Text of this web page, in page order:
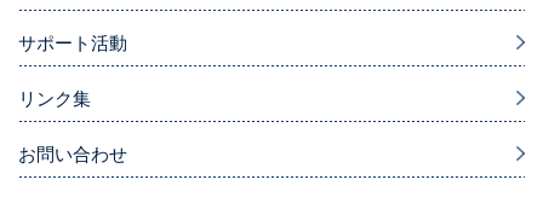
サポート活動
リンク集
お問い合わせ